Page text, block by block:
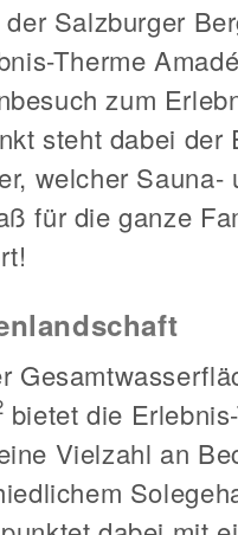
der Salzburger
Therme
zum
steht dabei der
welcher Sauna-
für die ganze
bietet die
Vielzahl an